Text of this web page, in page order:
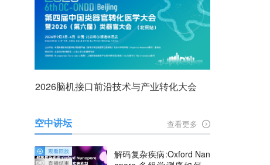
2026脑机接口前沿技术与产业转化大会
空中讲坛 查看更多
解码复杂疾病:Oxford Nan